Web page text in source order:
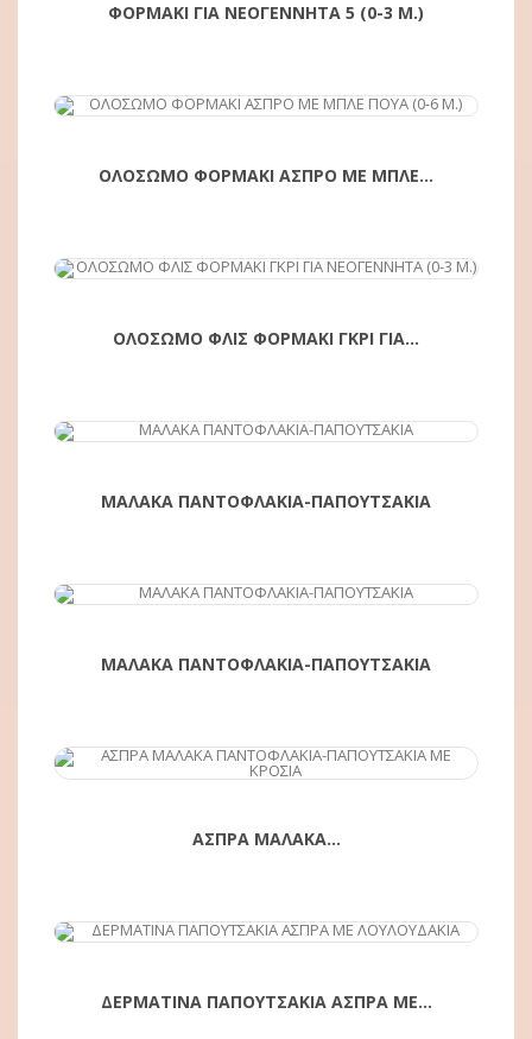
ΦΟΡΜΑΚΙ ΓΙΑ ΝΕΟΓΕΝΝΗΤΑ 5 (0-3 Μ.)
ΑΓΟΡΆ
ΟΛΟΣΩΜΟ ΦΟΡΜΑΚΙ ΑΣΠΡΟ ΜΕ ΜΠΛΕ...
ΑΓΟΡΆ
ΟΛΟΣΩΜΟ ΦΛΙΣ ΦΟΡΜΑΚΙ ΓΚΡΙ ΓΙΑ...
ΑΓΟΡΆ
ΜΑΛΑΚΑ ΠΑΝΤΟΦΛΑΚΙΑ-ΠΑΠΟΥΤΣΑΚΙΑ
ΑΓΟΡΆ
ΜΑΛΑΚΑ ΠΑΝΤΟΦΛΑΚΙΑ-ΠΑΠΟΥΤΣΑΚΙΑ
ΑΓΟΡΆ
ΑΣΠΡΑ ΜΑΛΑΚΑ...
ΑΓΟΡΆ
ΔΕΡΜΑΤΙΝΑ ΠΑΠΟΥΤΣΑΚΙΑ ΑΣΠΡΑ ΜΕ...